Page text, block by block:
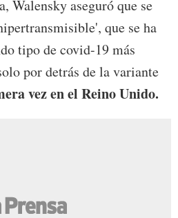
Walensky aseguró que se
que se ha
tipo de covid-19 más
por detrás de la variante
vez en el Reino Unido.